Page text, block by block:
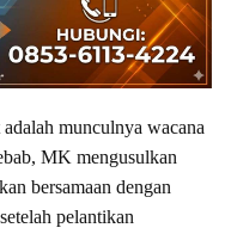
munculnya wacana
MK mengusulkan
bersamaan dengan
pelantikan